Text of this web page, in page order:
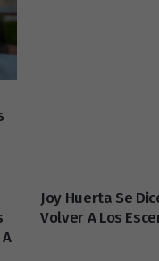
Joy Huerta Se
Volver A Los